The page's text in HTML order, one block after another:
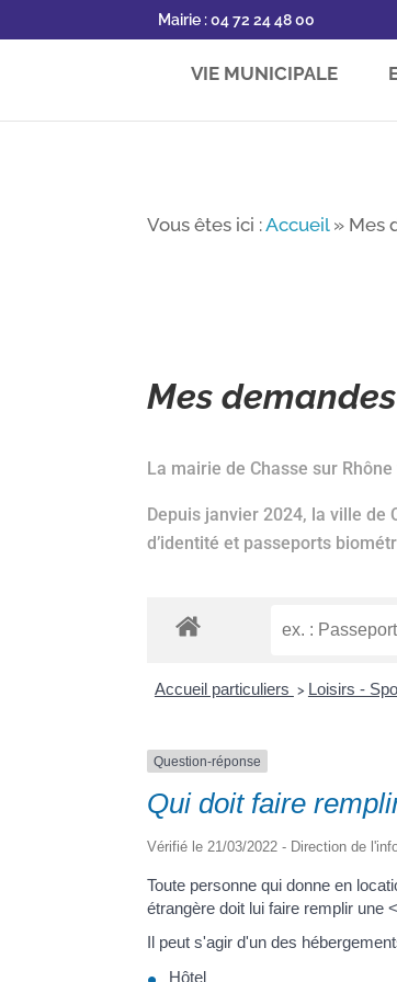
Mairie : 04 72 24 48 00
VIE MUNICIPALE
Vous êtes ici :Accueil» Mes
Mes
La mairie de Chasse sur
Depuis janvier 2024, la ville de
d’identité et passeports
Accueil particuliers > Loisirs -
Question-réponse
Qui doit faire
Vérifié le 21/03/2022 - Direction de
Toute personne qui donne en
étrangère doit lui faire remplir une
Il peut s'agir d'un des
Hôtel